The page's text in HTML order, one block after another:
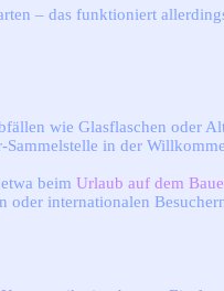
– das funktioniert
wie Glasflaschen
in der
beim Urlaub auf dem
internationalen